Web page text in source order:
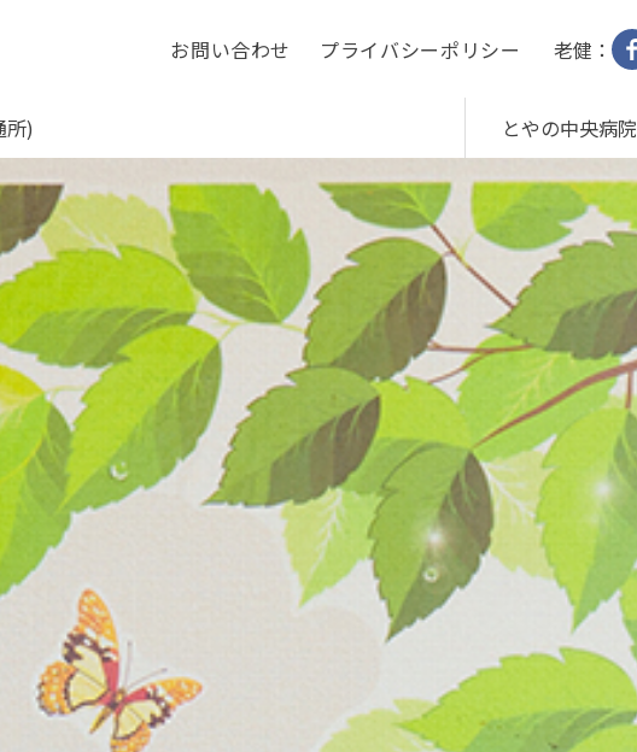
お問い合わせ プライバシーポリシー 老健：
所) とやの中央病院